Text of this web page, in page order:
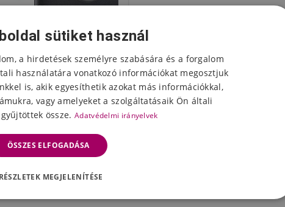
védőüveg a Xiaomi Redmi
Note 9T 5G kamera
lencséjéhez - 2db
3084 FtKészleten
sütiket használ
a hirdetések személyre szabására és a forgalom
használatára vonatkozó információkat megosztjuk
is, akik egyesíthetik azokat más információkkal,
vagy amelyeket a szolgáltatásaik Ön általi
össze. Adatvédelmi irányelvek
ÖSSZES ELFOGADÁSA
RÉSZLETEK MEGJELENÍTÉSE